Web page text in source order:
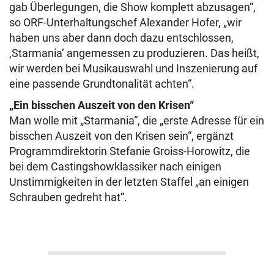
gab Überlegungen, die Show komplett abzusagen“,
so ORF-Unterhaltungschef Alexander Hofer, „wir
haben uns aber dann doch dazu entschlossen,
,Starmania‘ angemessen zu produzieren. Das heißt,
wir werden bei Musikauswahl und Inszenierung auf
eine passende Grundtonalität achten“.
„Ein bisschen Auszeit von den Krisen“
Man wolle mit „Starmania“, die „erste Adresse für ein
bisschen Auszeit von den Krisen sein“, ergänzt
Programmdirektorin Stefanie Groiss-Horowitz, die
bei dem Castingshowklassiker nach einigen
Unstimmigkeiten in der letzten Staffel „an einigen
Schrauben gedreht hat“.